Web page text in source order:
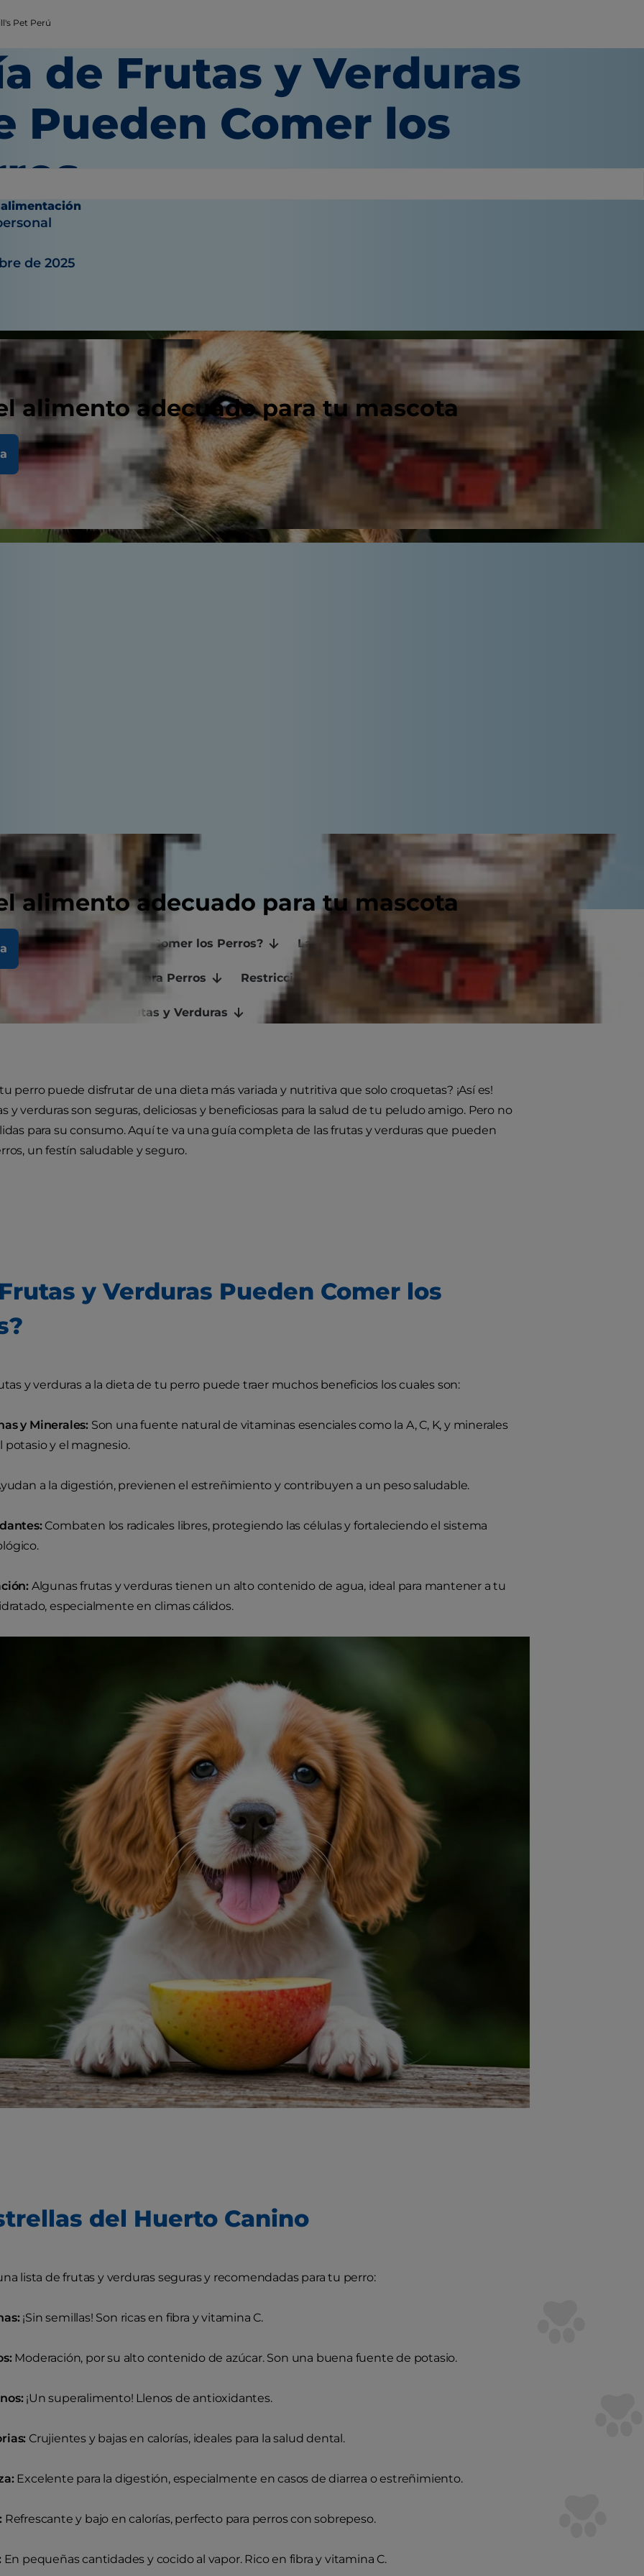
alimento adecuado para tu mascota
alimento adecuado para tu mascota
Pet Perú
de Frutas y Verduras
Pueden Comer los
de 2025
y Verduras Pueden Comer los Perros? Las Estrellas del Huerto Canino
y Verduras Prohibidas para Perros Restricciones y Consideraciones Importantes
para Perros con Frutas y Verduras
perro puede disfrutar de una dieta más variada y nutritiva que solo croquetas? ¡Así es!
y verduras son seguras, deliciosas y beneficiosas para la salud de tu peludo amigo. Pero no
para su consumo. Aquí te va una guía completa de las frutas y verduras que pueden
un festín saludable y seguro.
y Verduras Pueden Comer los
y verduras a la dieta de tu perro puede traer muchos beneficios los cuales son:
y Minerales: Son una fuente natural de vitaminas esenciales como la A, C, K, y minerales
potasio y el magnesio.
a la digestión, previenen el estreñimiento y contribuyen a un peso saludable.
Combaten los radicales libres, protegiendo las células y fortaleciendo el sistema
Algunas frutas y verduras tienen un alto contenido de agua, ideal para mantener a tu
especialmente en climas cálidos.
del Huerto Canino
lista de frutas y verduras seguras y recomendadas para tu perro:
¡Sin semillas! Son ricas en fibra y vitamina C.
Moderación, por su alto contenido de azúcar. Son una buena fuente de potasio.
¡Un superalimento! Llenos de antioxidantes.
Crujientes y bajas en calorías, ideales para la salud dental.
Excelente para la digestión, especialmente en casos de diarrea o estreñimiento.
Refrescante y bajo en calorías, perfecto para perros con sobrepeso.
En pequeñas cantidades y cocido al vapor. Rico en fibra y vitamina C.